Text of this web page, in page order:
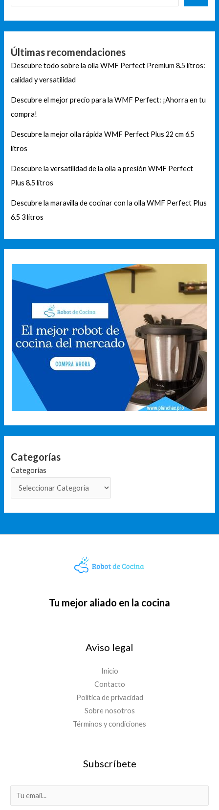
Últimas recomendaciones
Descubre todo sobre la olla WMF Perfect Premium 8.5 litros:
calidad y versatilidad
Descubre el mejor precio para la WMF Perfect: ¡Ahorra en tu
compra!
Descubre la mejor olla rápida WMF Perfect Plus 22 cm 6.5
litros
Descubre la versatilidad de la olla a presión WMF Perfect
Plus 8.5 litros
Descubre la maravilla de cocinar con la olla WMF Perfect Plus
6.5 3 litros
Categorías
Categorías
Tu mejor aliado en la cocina
Aviso legal
Inicio
Contacto
Política de privacidad
Sobre nosotros
Términos y condiciones
Subscríbete
m